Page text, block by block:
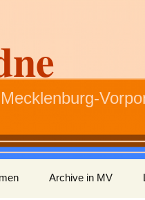
Archive in MV